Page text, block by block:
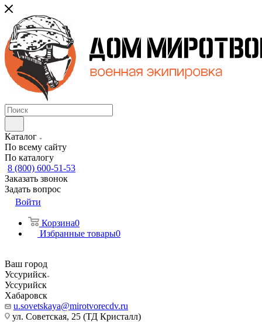
Каталог
По всему сайту
По каталогу
8 (800) 600-51-53
Заказать звонок
Задать вопрос
Войти
Корзина0
Избранные товары0
Ваш город
Уссурийск
Уссурийск
Хабаровск
u.sovetskaya@mirotvorecdv.ru
ул. Советская, 25 (ТД Кристалл)